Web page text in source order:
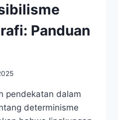
Panduan
pendekatan dalam
determinisme